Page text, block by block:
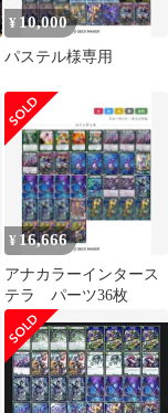
¥ 10,000
パステル様専用
¥ 16,666
アナカラーインタース
テラ パーツ36枚